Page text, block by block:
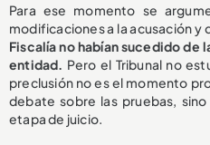
Para ese momento se
modificaciones a la acusación y
Fiscalía no habían sucedido de
entidad. Pero el Tribunal no
preclusión no es el momento
debate sobre las pruebas,
etapa de juicio.